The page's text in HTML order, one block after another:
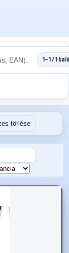
1–1 / 1
törlése